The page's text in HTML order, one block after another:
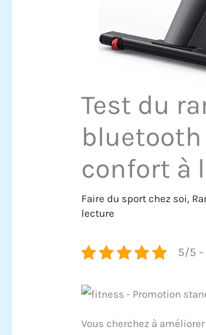
Test du
bluetooth
confort à
Faire du sport chez soi,
lecture
5/5 -
Vous cherchez à